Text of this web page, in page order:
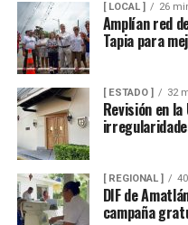
[ LOCAL ] 26
Amplían red
Tapia para
[ ESTADO ] 32
Revisión en
[ REGIONAL ]
DIF de
campaña